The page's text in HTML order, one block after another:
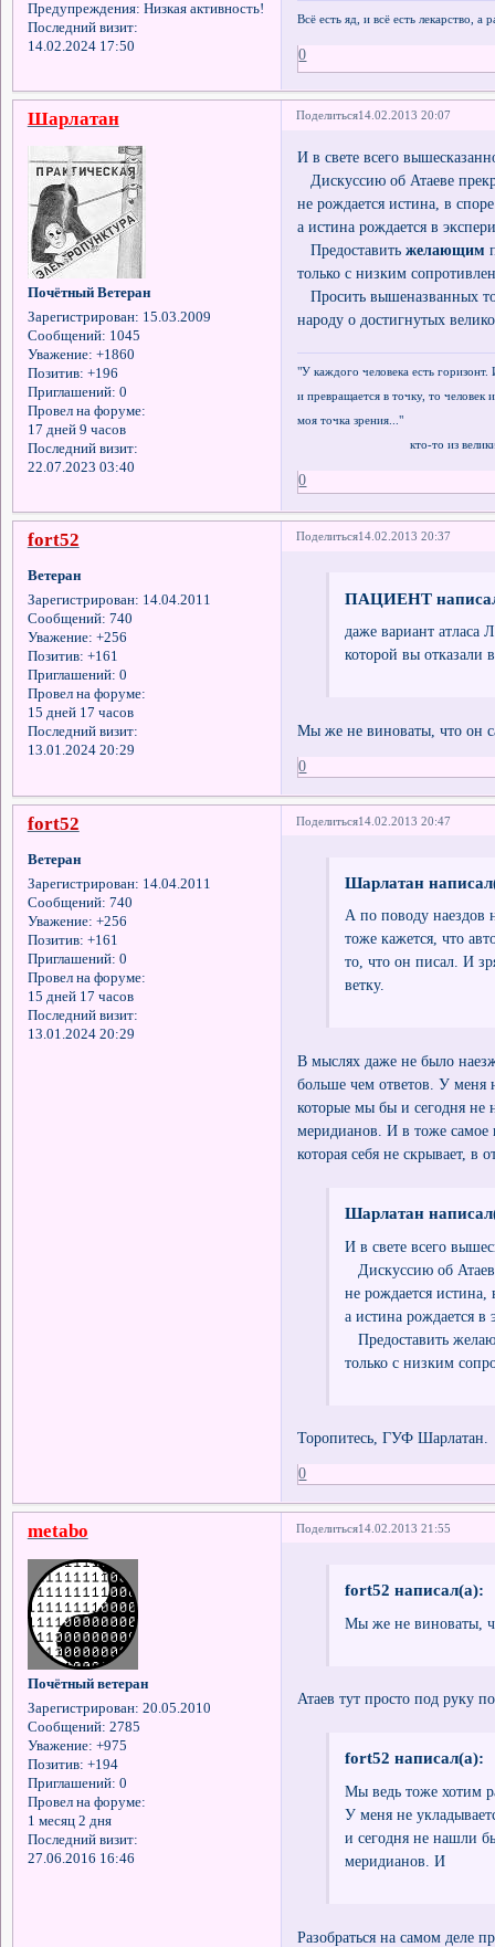
Предупреждения: Низкая активность!
Последний визит:
14.02.2024 17:50
Всё есть яд, и всё есть лекарство,
0
Поделиться14.02.2013 20:07
Шарлатан
Почётный Ветеран
Зарегистрирован: 15.03.2009
Сообщений: 1045
Уважение: +1860
Позитив: +196
Приглашений: 0
Провел на форуме:
17 дней 9 часов
Последний визит:
22.07.2023 03:40
И в свете всего
Дискуссию об Атаеве
не рождается истина, в
а истина рождается в
Предоставитьжелающим
только с низким
Просить вышеназванных
народу о достигнутых
"У каждого человека есть горизонт.
и превращается в точку, то человек
моя точка зрения..."
кто-то из великих
0
Поделиться14.02.2013 20:37
fort52
Ветеран
Зарегистрирован: 14.04.2011
Сообщений: 740
Уважение: +256
Позитив: +161
Приглашений: 0
Провел на форуме:
15 дней 17 часов
Последний визит:
13.01.2024 20:29
ПАЦИЕНТ
даже вариант атласа
которой вы отказали
Мы же не виноваты, что он
0
Поделиться14.02.2013 20:47
fort52
Ветеран
Зарегистрирован: 14.04.2011
Сообщений: 740
Уважение: +256
Позитив: +161
Приглашений: 0
Провел на форуме:
15 дней 17 часов
Последний визит:
13.01.2024 20:29
Шарлатан
А по поводу наездов
тоже кажется, что
то, что он писал. И
ветку.
В мыслях даже не было
больше чем ответов. У меня
которые мы бы и сегодня не
меридианов. И в тоже самое
которая себя не скрывает, в
Шарлатан
И в свете всего
Дискуссию об
не рождается истина,
а истина рождается в
Предоставить
только с низким
Торопитесь, ГУФ Шарлатан.
0
Поделиться14.02.2013 21:55
metabo
Почётный ветеран
Зарегистрирован: 20.05.2010
Сообщений: 2785
Уважение: +975
Позитив: +194
Приглашений: 0
Провел на форуме:
1 месяц 2 дня
Последний визит:
27.06.2016 16:46
fort52 написал(а):
Мы же не виноваты,
Атаев тут просто под руку
fort52 написал(а):
Мы ведь тоже хотим
У меня не
и сегодня не нашли
меридианов. И
Разобраться на самом деле